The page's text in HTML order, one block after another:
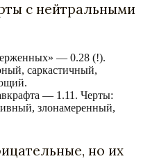
с нейтральными
— 0.28 (!).
саркастичный,
— 1.11. Черты:
злонамеренный,
но их